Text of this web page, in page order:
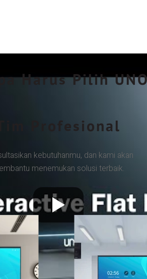
Harus Pilih
Tim Profesional
kebutuhanmu, dan kami akan
menemukan solusi terbaik.